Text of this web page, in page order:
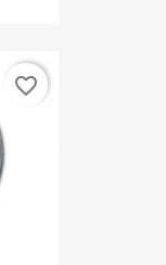
favorite_border